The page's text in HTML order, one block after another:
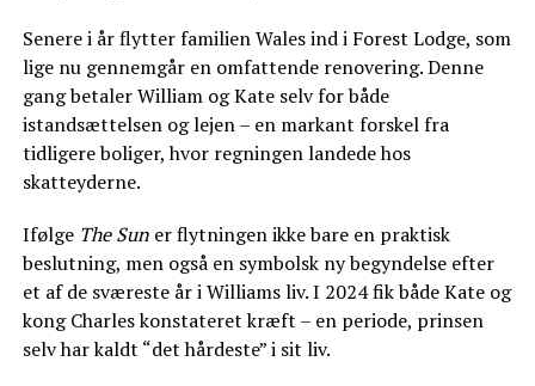
Senere i år flytter familien Wales ind i Forest Lodge, som
lige nu gennemgår en omfattende renovering. Denne
gang betaler William og Kate selv for både
istandsættelsen og lejen – en markant forskel fra
tidligere boliger, hvor regningen landede hos
skatteyderne.
Ifølge The Suner flytningen ikke bare en praktisk
beslutning, men også en symbolsk ny begyndelse efter
et af de sværeste år i Williams liv. I 2024 fik både Kate og
kong Charles konstateret kræft – en periode, prinsen
selv har kaldt “det hårdeste” i sit liv.